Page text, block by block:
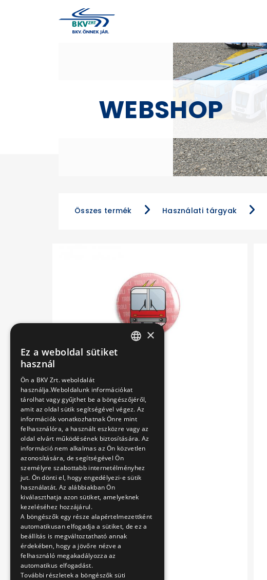
WEBSHOP
Összes termék Használati tárgyak
×
Ez a weboldal sütiket
használ
Ön a BKV Zrt. weboldalát
használja.Weboldalunk információkat
tárolhat vagy gyűjthet be a böngészőjéről,
amit az oldal sütik segítségével végez. Az
információk vonatkozhatnak Önre mint
felhasználóra, a használt eszközre vagy az
oldal elvárt működésének biztosítására. Az
információ nem alkalmas az Ön közvetlen
azonosítására, de segítségével Ön
személyre szabottabb internetélményhez
jut. Ön dönti el, hogy engedélyezi-e sütik
használatát. Az alábbiakban Ön
kiválaszthatja azon sütiket, amelyeknek
kezeléséhez hozzájárul.
A böngészők egy része alapértelmezettként
automatikusan elfogadja a sütiket, de ez a
beállítás is megváltoztatható annak
érdekében, hogy a jövőre nézve a
felhasználó megakadályozza az
automatikus elfogadást.
További részletek a böngészők süti